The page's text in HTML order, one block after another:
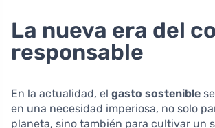
La nueva era del
responsable
En la actualidad, el gasto sostenible
en una necesidad imperiosa, no solo
planeta, sino también para cultivar un